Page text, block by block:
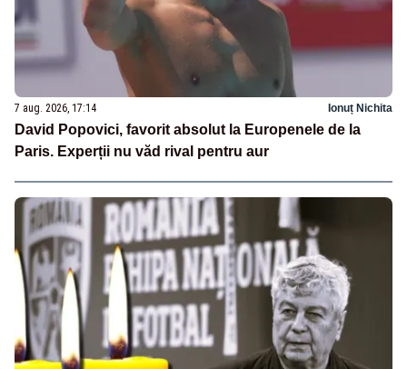
7 aug. 2026, 17:14 Ionuț Nichita
David Popovici, favorit absolut la Europenele de la
Paris. Experții nu văd rival pentru aur